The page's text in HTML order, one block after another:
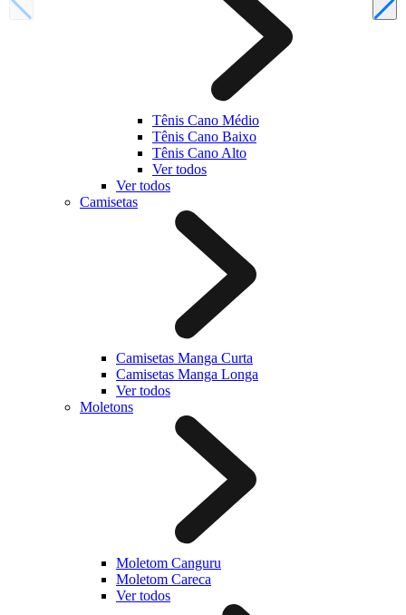
Tênis Cano Médio
Tênis Cano Baixo
Tênis Cano Alto
Ver todos
Ver todos
Camisetas
Camisetas Manga Curta
Camisetas Manga Longa
Ver todos
Moletons
Moletom Canguru
Moletom Careca
Ver todos